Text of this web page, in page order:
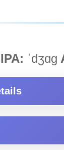
IPA: ˈdʒɑg